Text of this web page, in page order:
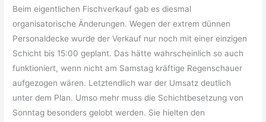
Beim eigentlichen Fischverkauf gab es diesmal
organisatorische Änderungen. Wegen der extrem dünnen
Personaldecke wurde der Verkauf nur noch mit einer einzigen
Schicht bis 15:00 geplant. Das hätte wahrscheinlich so auch
funktioniert, wenn nicht am Samstag kräftige Regenschauer
aufgezogen wären. Letztendlich war der Umsatz deutlich
unter dem Plan. Umso mehr muss die Schichtbesetzung von
Sonntag besonders gelobt werden. Sie hielten den